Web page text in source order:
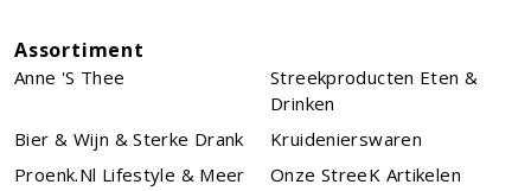
Assortiment
Anne 's Thee
Streekproducten Eten &
Drinken
Bier & Wijn & Sterke Drank
Kruidenierswaren
Proenk.nl Lifestyle & Meer
Onze StreeK Artikelen